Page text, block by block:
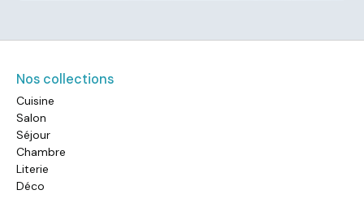
Nos collections
Cuisine
Salon
Séjour
Chambre
Literie
Déco